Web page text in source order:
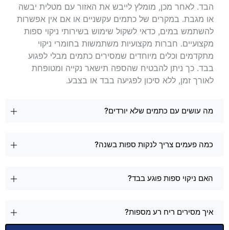
הבד. לאחר מכן, מומלץ לייבש את האזור עם מטלית יבשה
או מגבת. במקרים של כתמים עקשניים או אם אין אפשרות
להשתמש במים, כדאי לשקול שימוש בשירותי ניקוי ספות
מקצועיים. חברות מקצועיות משתמשות בחומרי ניקוי
מתקדמים וכלים מיוחדים שמסירים כתמים מבלי לפגוע
בבד. כך ניתן להבטיח שהספה תישאר נקייה ומטופחת
לאורך זמן, ללא סיכון לפגיעה בבד או בצבע.
מה עושים עם כתמים שלא יורדים?
כמה פעמים צריך לנקות ספות בשנה?
האם ניקוי ספות פוגע בבד?
איך מסירים ריח רע מספות?